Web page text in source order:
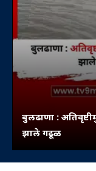
बुलढाणा :
झाले गढूळ